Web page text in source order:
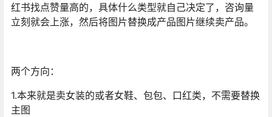
红书找点赞量高的，具体什么类型就自己决定了，咨询量
立刻就会上涨，然后将图片替换成产品图片继续卖产品。
两个方向：
1.本来就是卖女装的或者女鞋、包包、口红类，不需要替换
主图